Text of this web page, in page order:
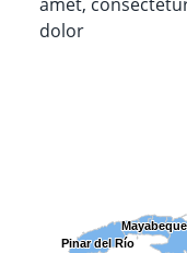
dolor
Pinar del Río
Pinar del Río
Mayabeque
Mayabeque